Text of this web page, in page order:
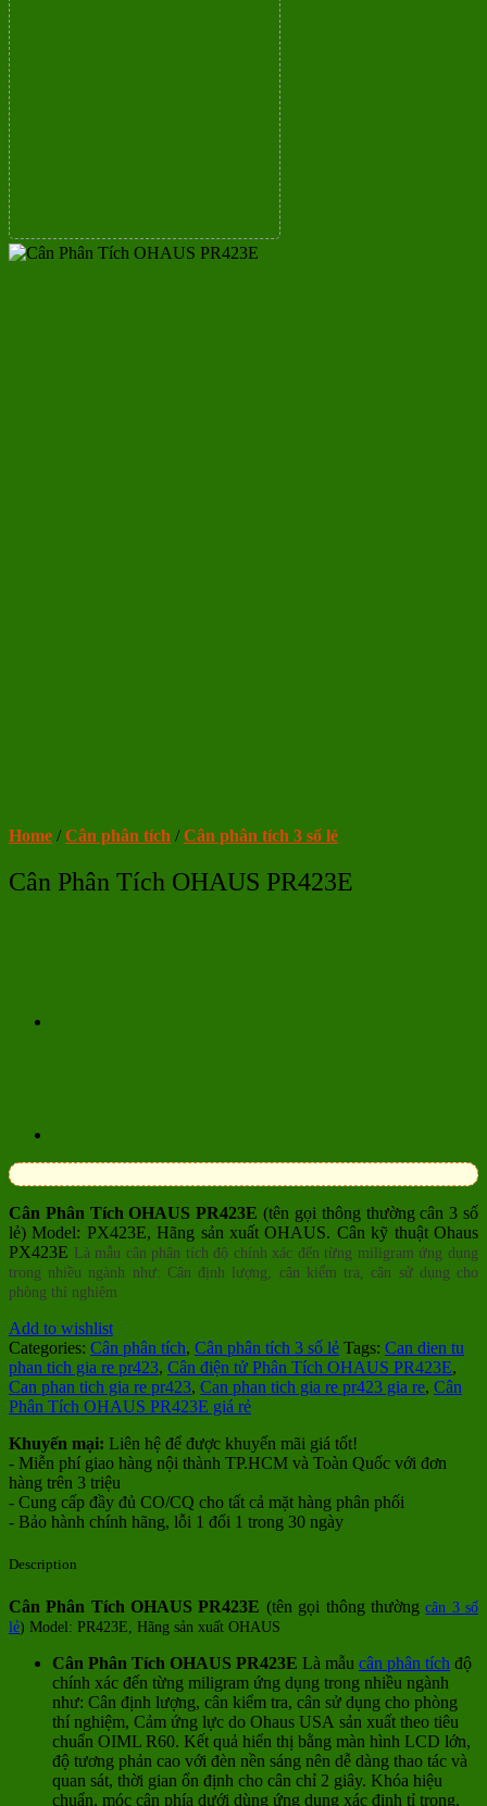
Home / Cân phân tích / Cân phân tích 3 số lẻ
Cân Phân Tích OHAUS PR423E
Cân Phân Tích OHAUS PR423E(tên gọi thông thường cân 3 số
lẻ) Model: PX423E, Hãng sản xuất OHAUS. Cân kỹ thuật Ohaus
PX423E Là mẫu cân phân tích độ chính xác đến từng miligram ứng dụng
trong nhiều ngành như: Cân định lượng, cân kiểm tra, cân sử dụng cho
phòng thí nghiệm
Add to wishlist
Categories: Cân phân tích, Cân phân tích 3 số lẻ Tags: Can dien tu
phan tich gia re pr423, Cân điện tử Phân Tích OHAUS PR423E,
Can phan tich gia re pr423, Can phan tich gia re pr423 gia re, Cân
Phân Tích OHAUS PR423E giá rẻ
Khuyến mại: Liên hệ để được khuyến mãi giá tốt!
- Miễn phí giao hàng nội thành TP.HCM và Toàn Quốc với đơn
hàng trên 3 triệu
- Cung cấp đầy đủ CO/CQ cho tất cả mặt hàng phân phối
- Bảo hành chính hãng, lỗi 1 đổi 1 trong 30 ngày
Description
Cân Phân Tích OHAUS PR423E (tên gọi thông thườngcân 3 số
lẻ) Model: PR423E, Hãng sản xuất OHAUS
Cân Phân Tích OHAUS PR423E Là mẫu cân phân tích độ
chính xác đến từng miligram ứng dụng trong nhiều ngành
như: Cân định lượng, cân kiểm tra, cân sử dụng cho phòng
thí nghiệm, Cảm ứng lực do Ohaus USA sản xuất theo tiêu
chuẩn OIML R60. Kết quả hiển thị bằng màn hình LCD lớn,
độ tương phản cao với đèn nền sáng nên dễ dàng thao tác và
quan sát, thời gian ổn định cho cân chỉ 2 giây. Khóa hiệu
chuẩn, móc cân phía dưới dùng ứng dụng xác định tỉ trọng.